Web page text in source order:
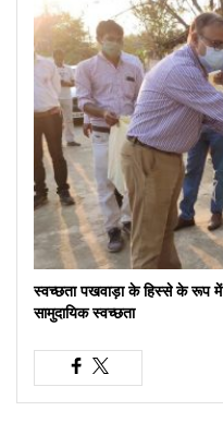
स्वच्छता पखवाड़ा के हिस्से के रूप में
सामुदायिक स्वच्छता